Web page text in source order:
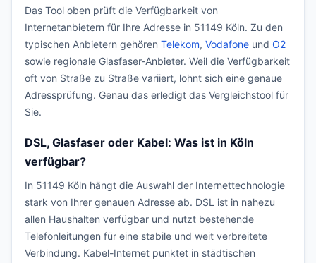
Das Tool oben prüft die Verfügbarkeit von
Internetanbietern für Ihre Adresse in 51149 Köln. Zu den
typischen Anbietern gehören Telekom, Vodafone und O2
sowie regionale Glasfaser-Anbieter. Weil die Verfügbarkeit
oft von Straße zu Straße variiert, lohnt sich eine genaue
Adressprüfung. Genau das erledigt das Vergleichstool für
Sie.
DSL, Glasfaser oder Kabel: Was ist in Köln
verfügbar?
In 51149 Köln hängt die Auswahl der Internettechnologie
stark von Ihrer genauen Adresse ab. DSL ist in nahezu
allen Haushalten verfügbar und nutzt bestehende
Telefonleitungen für eine stabile und weit verbreitete
Verbindung. Kabel-Internet punktet in städtischen